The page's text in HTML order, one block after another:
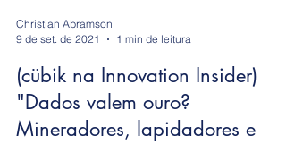
9 de set. de 2021
1 min de leitura
(cübik na Innovation Insider)
"Dados valem ouro?